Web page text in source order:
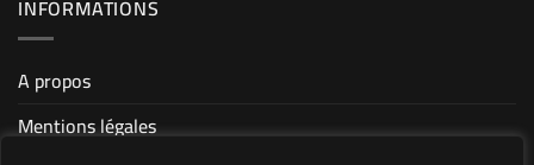
INFORMATIONS
A propos
Mentions légales